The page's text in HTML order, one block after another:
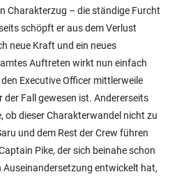
Charakterzug – die ständige Furcht
schöpft er aus dem Verlust
neue Kraft und ein neues
Auftreten wirkt nun einfach
Executive Officer mittlerweile
der Fall gewesen ist. Andererseits
ob dieser Charakterwandel nicht zu
und dem Rest der Crew führen
Pike, der sich beinahe schon
Auseinandersetzung entwickelt hat,